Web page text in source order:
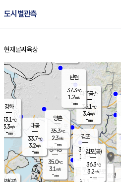
도시별관측
홈
현재날씨 육상
경서동
35.0℃
3.1 m/s
-mm
파주금촌
36.1℃
3.4m/s
-mm
대곶
33.7℃
3.2m/s
-mm
탄현
37.3℃
1.2m/s
-mm
김포
36.8℃
1.3 m/s
mm
광명
부천
양촌
35.3℃
2.3m/s
-mm
구로
강화
33.1℃
3.3m/s
-mm
김포(공)
36.3℃
3.2m/s
-mm